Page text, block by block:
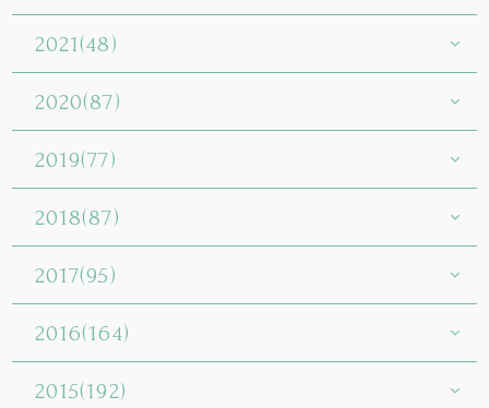
2021(48)
2020(87)
2019(77)
2018(87)
2017(95)
2016(164)
2015(192)